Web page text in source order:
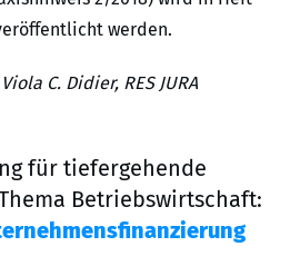
werden.
C. Didier, RES JURA
für tiefergehende
Betriebswirtschaft: